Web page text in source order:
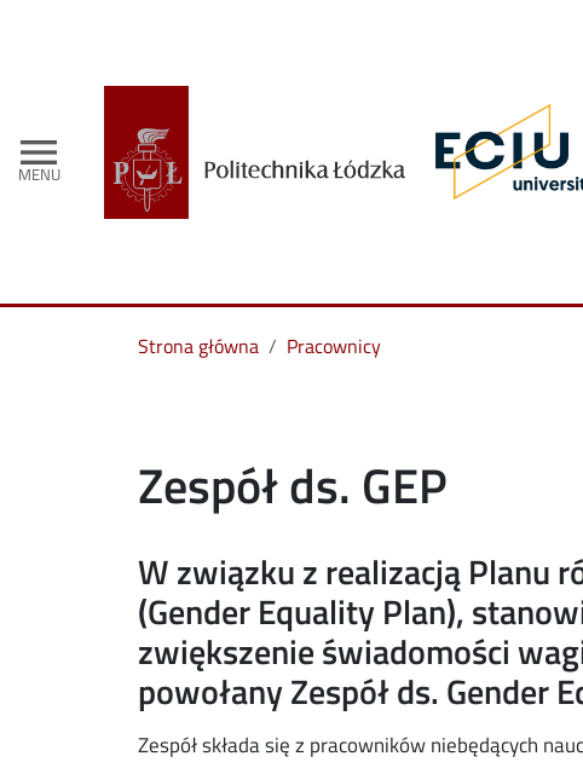
menu
MENU
Strona główna Pracownicy
Zespół ds. GEP
W związku z realizacją Planu
(Gender Equality Plan),
zwiększenie świadomości
powołany Zespół ds. Gender
Zespół składa się z pracowników niebędących
in new window
in new window
in new window